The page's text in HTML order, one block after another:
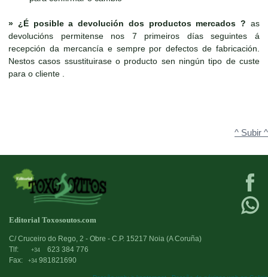
» ¿É posible a devolución dos productos mercados ? as
devolucións permitense nos 7 primeiros días seguintes á
recepción da mercancía e sempre por defectos de fabricación.
Nestos casos ssustituirase o producto sen ningún tipo de custe
para o cliente .
^ Subir ^
Editorial Toxosoutos.com
C/ Cruceiro do Rego, 2 - Obre - C.P. 15217 Noia (A Coruña)
Tlf:
+34
623 384 776
Fax:
+34 981821690